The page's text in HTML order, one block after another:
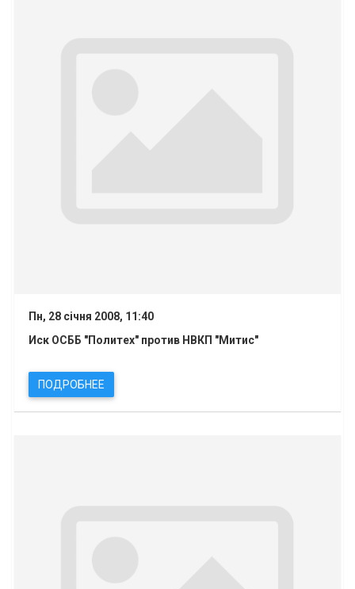
Пн, 28 січня 2008, 11:40
Иск ОСББ "Политех" против НВКП "Митис"
ПОДРОБНЕЕ